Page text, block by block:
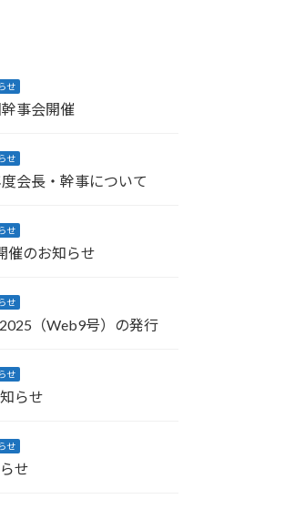
せ
事会開催
せ
会長・幹事について
せ
催のお知らせ
せ
（Web9号）の発行
せ
らせ
せ
せ